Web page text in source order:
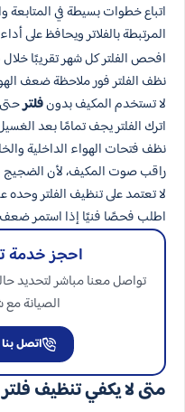
اتباع خطوات بسيطة في المتابعة
المرتبطة بالفلاتر ويحافظ على
افحص الفلتر كل شهر تقريبًا خلال
نظف الفلتر فور ملاحظة ضعف
لا تستخدم المكيف بدونفلتر
اترك الفلتر يجف تمامًا بعد
نظف فتحات الهواء الداخلية
راقب صوت المكيف، لأن الضجيج
لا تعتمد على تنظيف الفلتر
اطلب فحصًا فنيًا إذا استمر ضعف
احجز خدمة
تواصل معنا مباشر لتحديد
الصيانة مع
اتصل بنا
متى لا يكفي تنظيف